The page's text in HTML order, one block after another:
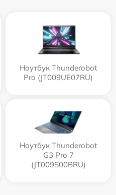
Ноутбук Thunderobot
Pro (JT009UE07RU)
Ноутбук Thunderobot
G3 Pro 7
(JT009S00BRU)